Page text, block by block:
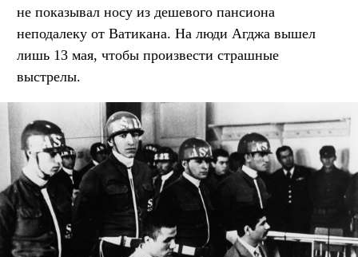
не показывал носу из дешевого пансиона
неподалеку от Ватикана. На люди Агджа вышел
лишь 13 мая, чтобы произвести страшные
выстрелы.